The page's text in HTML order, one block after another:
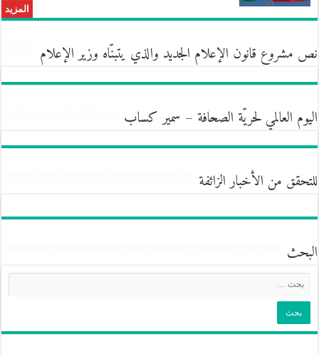
المزيد
نص مشروع قانون الإعلام الجديد والذي يتبنّاه وزير الإعلام
اليوم العالمي لحريّة الصحافة – سمير كساب
للتحقق من الأخبار الزائفة
البحث